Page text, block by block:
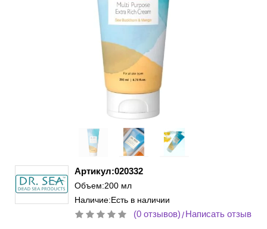
Артикул:020332
Объем:200 мл
Наличие:Есть в наличии
(0 отзывов)/Написать отзыв